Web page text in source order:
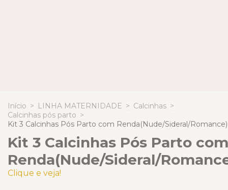
Início > LINHA MATERNIDADE > Calcinhas >
Calcinhas pós parto >
Kit 3 Calcinhas Pós Parto com Renda(Nude/Sideral/Romance)
Kit 3 Calcinhas Pós Parto com
Renda(Nude/Sideral/
Clique e veja!